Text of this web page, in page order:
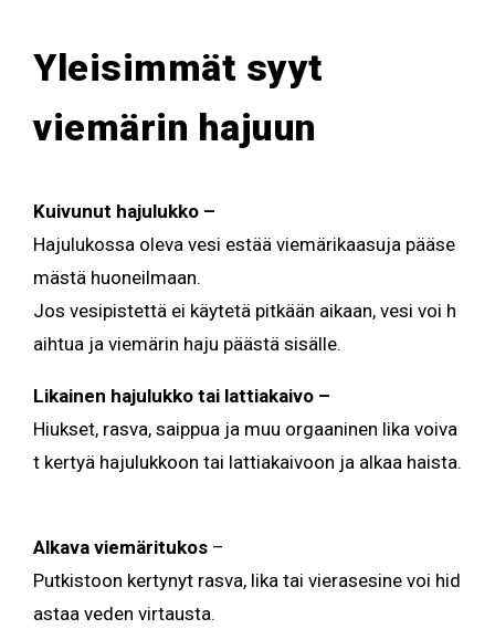
Yleisimmät syyt
viemärin hajuun
Kuivunut hajulukko –
Hajulukossa oleva vesi estää viemärikaasuja pääse
mästä huoneilmaan.
Jos vesipistettä ei käytetä pitkään aikaan, vesi voi h
aihtua ja viemärin haju päästä sisälle.
Likainen hajulukko tai lattiakaivo –
Hiukset, rasva, saippua ja muu orgaaninen lika voiva
t kertyä hajulukkoon tai lattiakaivoon ja alkaa haista.
Alkava viemäritukos –
Putkistoon kertynyt rasva, lika tai vierasesine voi hid
astaa veden virtausta.